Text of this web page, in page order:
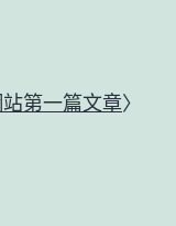
站第一篇文章〉